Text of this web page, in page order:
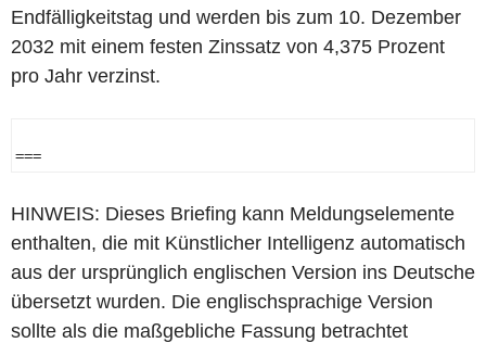
Endfälligkeitstag und werden bis zum 10. Dezember
2032 mit einem festen Zinssatz von 4,375 Prozent
pro Jahr verzinst.
===
HINWEIS: Dieses Briefing kann Meldungselemente
enthalten, die mit Künstlicher Intelligenz automatisch
aus der ursprünglich englischen Version ins Deutsche
übersetzt wurden. Die englischsprachige Version
sollte als die maßgebliche Fassung betrachtet